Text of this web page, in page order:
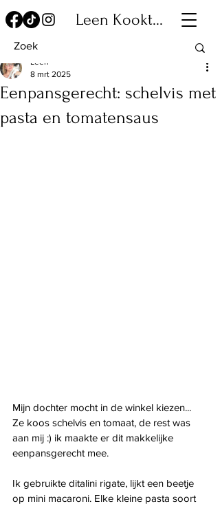
Leen Kookt...
Eenpansgerecht: schelvis met
pasta en tomatensaus
Leen
8 mrt 2025
Mijn dochter mocht in de winkel kiezen...
Ze koos schelvis en tomaat, de rest was
aan mij :) ik maakte er dit makkelijke
eenpansgerecht mee.
Ik gebruikte ditalini rigate, lijkt een beetje
op mini macaroni. Elke kleine pasta soort